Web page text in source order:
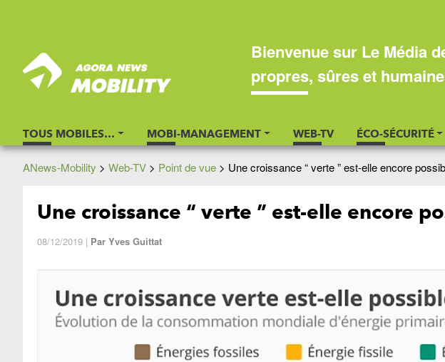
Bienvenue sur Le Média
propres, sûres et
TOUS MOBILES… MOBI-MANAGEMENT WEB-TV ÉCO-SÉCURITÉ
ANews-Mobility > Web-TV > Point de vue > Une croissance “ verte ” est-elle encore
Une croissance “ verte ” est-elle encore
08/12/2019 | Par Yves Guittat